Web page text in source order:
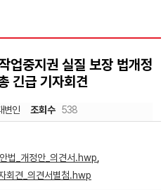
업중지권 실질 보장 법개정
긴급 기자회견
변인 조회수 538
법_개정안_의견서.hwp
회견_의견서별첨.hwp
케치북5